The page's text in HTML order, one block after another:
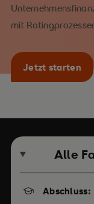
mit
Jetzt starten
Alle
Abschluss: